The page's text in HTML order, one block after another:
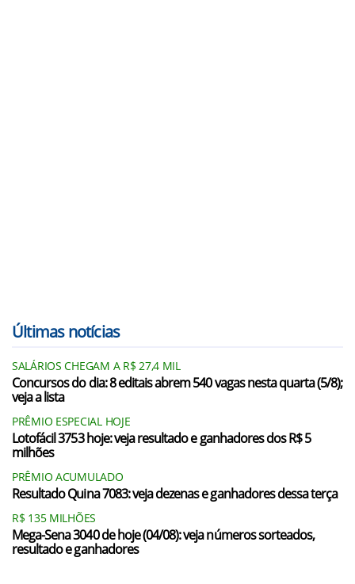
Últimas notícias
SALÁRIOS CHEGAM A R$ 27,4 MIL
Concursos do dia: 8 editais abrem 540 vagas nesta quarta (5/8);
veja a lista
PRÊMIO ESPECIAL HOJE
Lotofácil 3753 hoje: veja resultado e ganhadores dos R$ 5
milhões
PRÊMIO ACUMULADO
Resultado Quina 7083: veja dezenas e ganhadores dessa terça
R$ 135 MILHÕES
Mega-Sena 3040 de hoje (04/08): veja números sorteados,
resultado e ganhadores